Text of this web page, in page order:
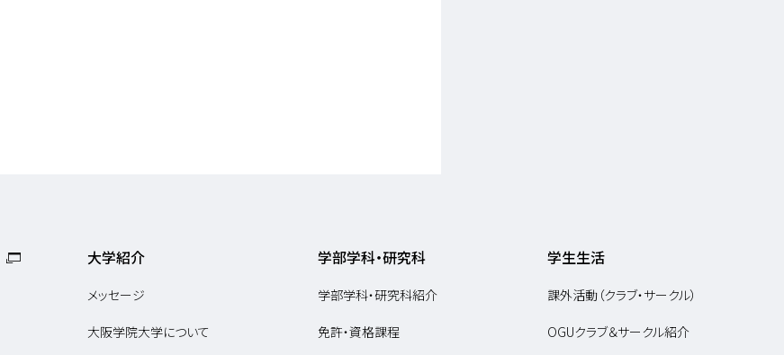
大学紹介
メッセージ
大阪学院大学について
学部学科・研究科
学部学科・研究科紹介
免許・資格課程
学生生活
課外活動（クラブ・サークル）
OGUクラブ＆サークル紹介